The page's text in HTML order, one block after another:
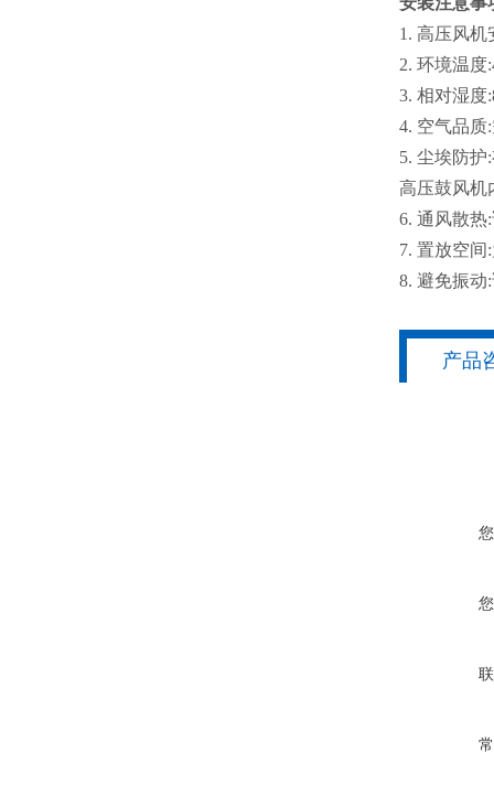
1. 高压风
2. 环境温
3. 相对湿度
4. 空气品质
5. 尘埃防
高压鼓风机
6. 通风散热
7. 置放空
8. 避免振
产品